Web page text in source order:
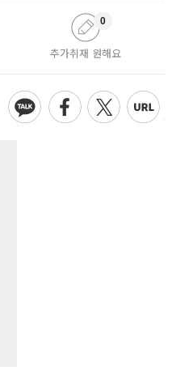
추가취재 원해요
0